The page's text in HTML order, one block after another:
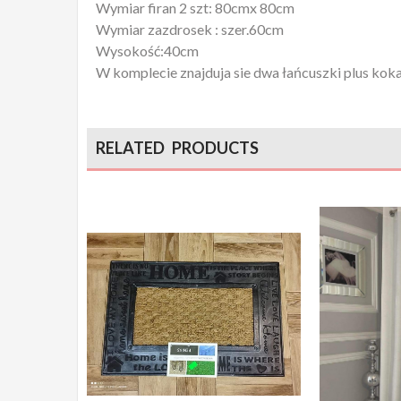
Wymiar firan 2 szt: 80cmx 80cm
Wymiar zazdrosek : szer.60cm
Wysokość:40cm
W komplecie znajduja sie dwa łańcuszki plus
RELATED PRODUCTS